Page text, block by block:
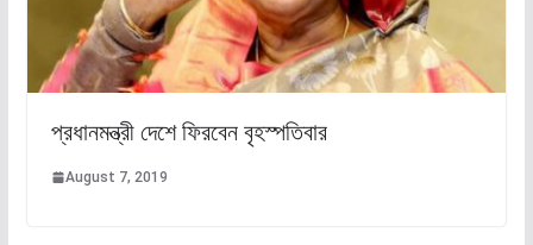
প্রধানমন্ত্রী দেশে ফিরবেন বৃহস্পতিবার
August 7, 2019